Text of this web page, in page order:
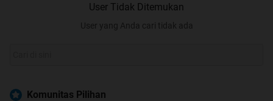
User Tidak Ditemukan
User yang Anda cari tidak ada
Komunitas Pilihan